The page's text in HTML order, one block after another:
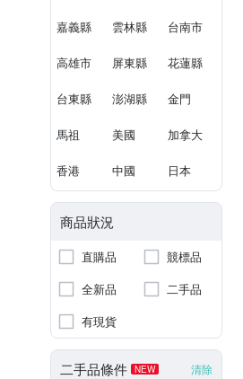
嘉義縣 雲林縣 台南市
高雄市 屏東縣 花蓮縣
台東縣 澎湖縣 金門
馬祖 美國 加拿大
香港 中國 日本
商品狀況
直購品
競標品
全新品
二手品
有現貨
二手品條件 NEW 清除